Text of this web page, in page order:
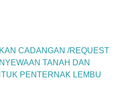
CADANGAN /REQUEST
TANAH DAN
PENTERNAK LEMBU